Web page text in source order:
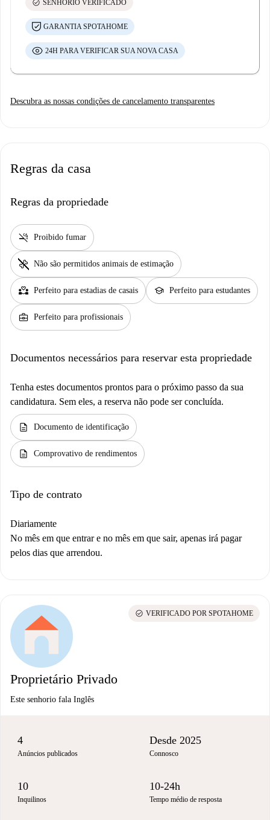
check_circle SENHORIO VERIFICADO
GARANTIA SPOTAHOME
24H PARA VERIFICAR SUA NOVA CASA
Descubra as nossas condições de cancelamento transparentes
Regras da casa
Regras da propriedade
smoke_free Proibido fumar
pet_supplies Não são permitidos animais de estimação
partner_heart Perfeito para estadias de casais school Perfeito para estudantes
business_center Perfeito para profissionais
Documentos necessários para reservar esta propriedade
Tenha estes documentos prontos para o próximo passo da sua
candidatura. Sem eles, a reserva não pode ser concluída.
description Documento de identificação
description Comprovativo de rendimentos
Tipo de contrato
Diariamente
No mês em que entrar e no mês em que sair, apenas irá pagar
pelos dias que arrendou.
Proprietário Privado
Este senhorio fala Inglês
check_circle VERIFICADO POR SPOTAHOME
4
Anúncios publicados
Desde 2025
Connosco
10
Inquilinos
10-24h
Tempo médio de resposta